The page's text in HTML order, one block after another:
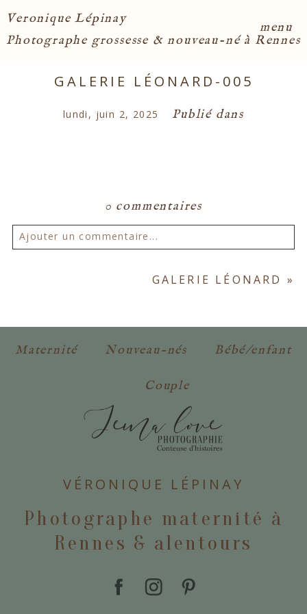
menu
Veronique Lépinay
Photographe grossesse & nouveau-né à Rennes
GALERIE LÉONARD-005
lundi, juin 2, 2025 Publié dans
0 commentaires
Ajouter un commentaire...
jamais publié ou partagé.
GALERIE LÉONARD »
Maternité Nouveau-nés Bébé/enfant
Couple
VÉRONIQUE LÉPINAY
Photographe maternité à
Rennes & alentours